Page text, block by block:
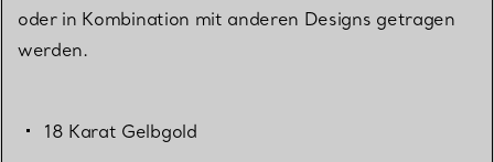
oder in Kombination mit anderen Designs getragen
werden.
18 Karat Gelbgold